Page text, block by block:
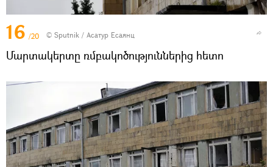
16 /20 © Sputnik / Асатур Есаянц
Մարտակերտը ռմբակոծություններից հետո